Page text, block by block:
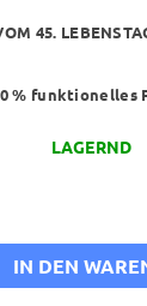
45.
% funktionelles
LAGERND